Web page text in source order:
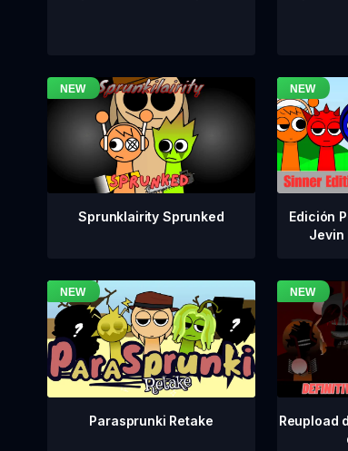
Sprunklairity Sprunked
Edición
Jevin
Parasprunki Retake
Reupload